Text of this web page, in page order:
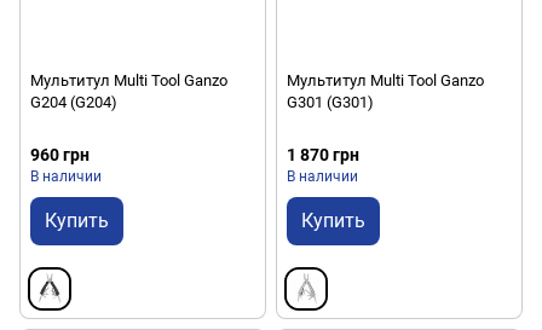
Мультитул Multi Tool Ganzo
G204 (G204)
960 грн
В наличии
Купить
Мультитул Multi Tool Ganzo
G301 (G301)
1 870 грн
В наличии
Купить